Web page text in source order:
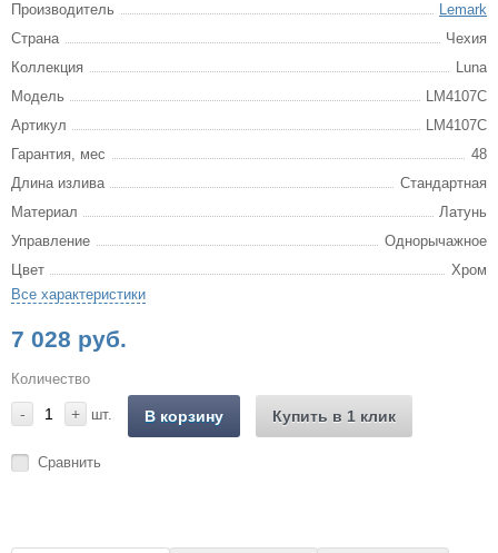
Производитель
Lemark
Страна
Чехия
Коллекция
Luna
Модель
LM4107C
Артикул
LM4107C
Гарантия, мес
48
Длина излива
Стандартная
Материал
Латунь
Управление
Однорычажное
Цвет
Хром
Все характеристики
7 028 руб.
Количество
- + шт. В корзину Купить в 1 клик
Сравнить